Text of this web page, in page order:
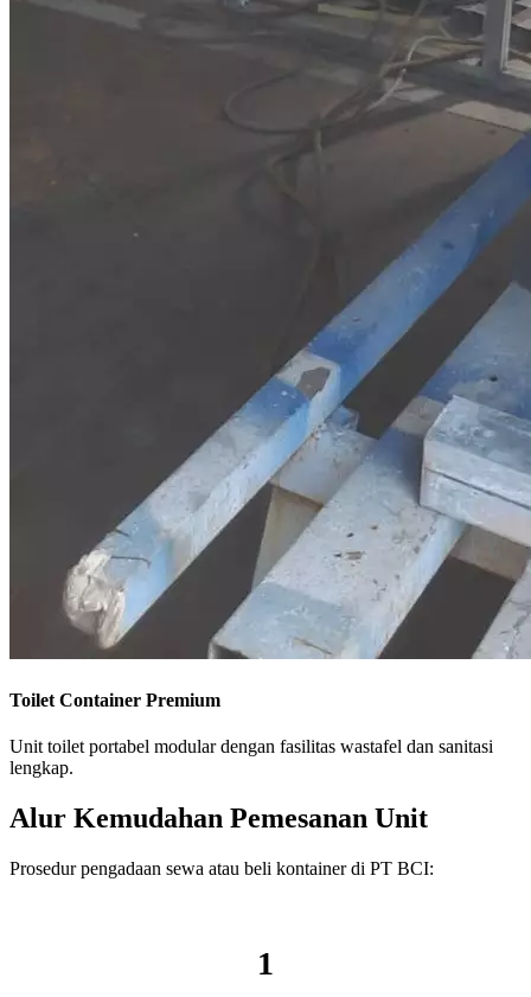
Toilet Container Premium
Unit toilet portabel modular dengan fasilitas wastafel dan sanitasi
lengkap.
Alur Kemudahan Pemesanan Unit
Prosedur pengadaan sewa atau beli kontainer di PT BCI:
1